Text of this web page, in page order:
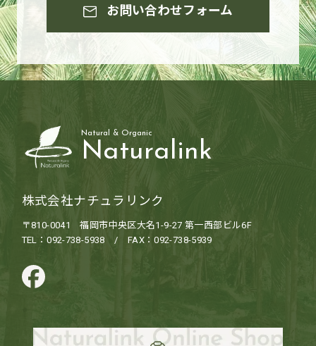
お問い合わせフォーム
Natural & Organic
Naturalink
株式会社ナチュラリンク
〒810-0041 福岡市中央区大名1-9-27 第一西部ビル6F
TEL：092-738-5938 / FAX：092-738-5939